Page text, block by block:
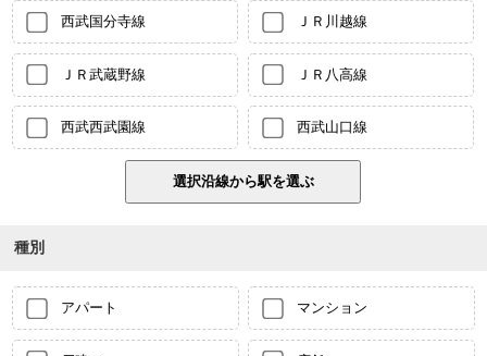
西武国分寺線 ＪＲ川越線
ＪＲ武蔵野線 ＪＲ八高線
西武西武園線 西武山口線
種別
アパート マンション